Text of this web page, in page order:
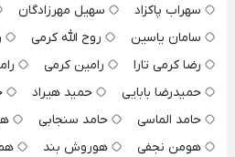
سهراب پاکزاد
سهیل مهرزادگان
سامان یاسین
روح الله کرمی
رضا کرمی تارا
رامین کرمی
حمیدرضا بابایی
حمید هیراد
حامد الماسی
حامد سنجابی
هومن نجفی
هوروش بند